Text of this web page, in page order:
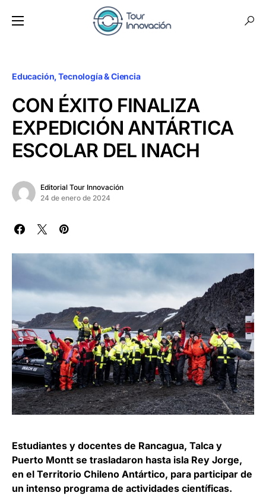
Educación Tecnología & Ciencia
CON ÉXITO FINALIZA
EXPEDICIÓN ANTÁRTICA
ESCOLAR DEL INACH
Editorial Tour Innovación
24 de enero de 2024
Estudiantes y docentes de Rancagua, Talca y
Puerto Montt se trasladaron hasta isla Rey Jorge,
en el Territorio Chileno Antártico, para participar de
un intenso programa de actividades científicas.